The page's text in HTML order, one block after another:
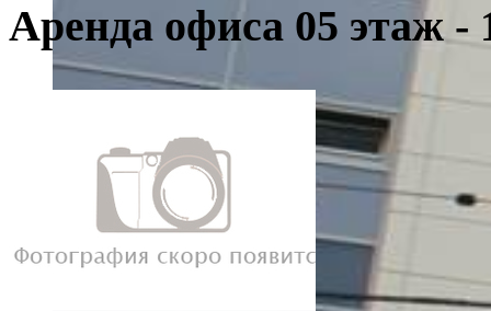
Аренда офиса 05 этаж -